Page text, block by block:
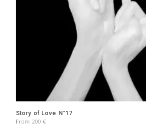
Story of Love N°17
From 200 €